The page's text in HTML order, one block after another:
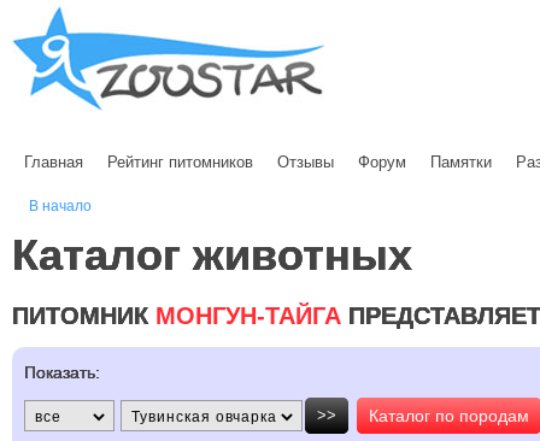
Главная Рейтинг питомников Отзывы Форум Памятки
В начало
Каталог животных
ПИТОМНИК МОНГУН-ТАЙГА ПРЕДСТАВЛЯЕТ
Показать:
>> Каталог по породам